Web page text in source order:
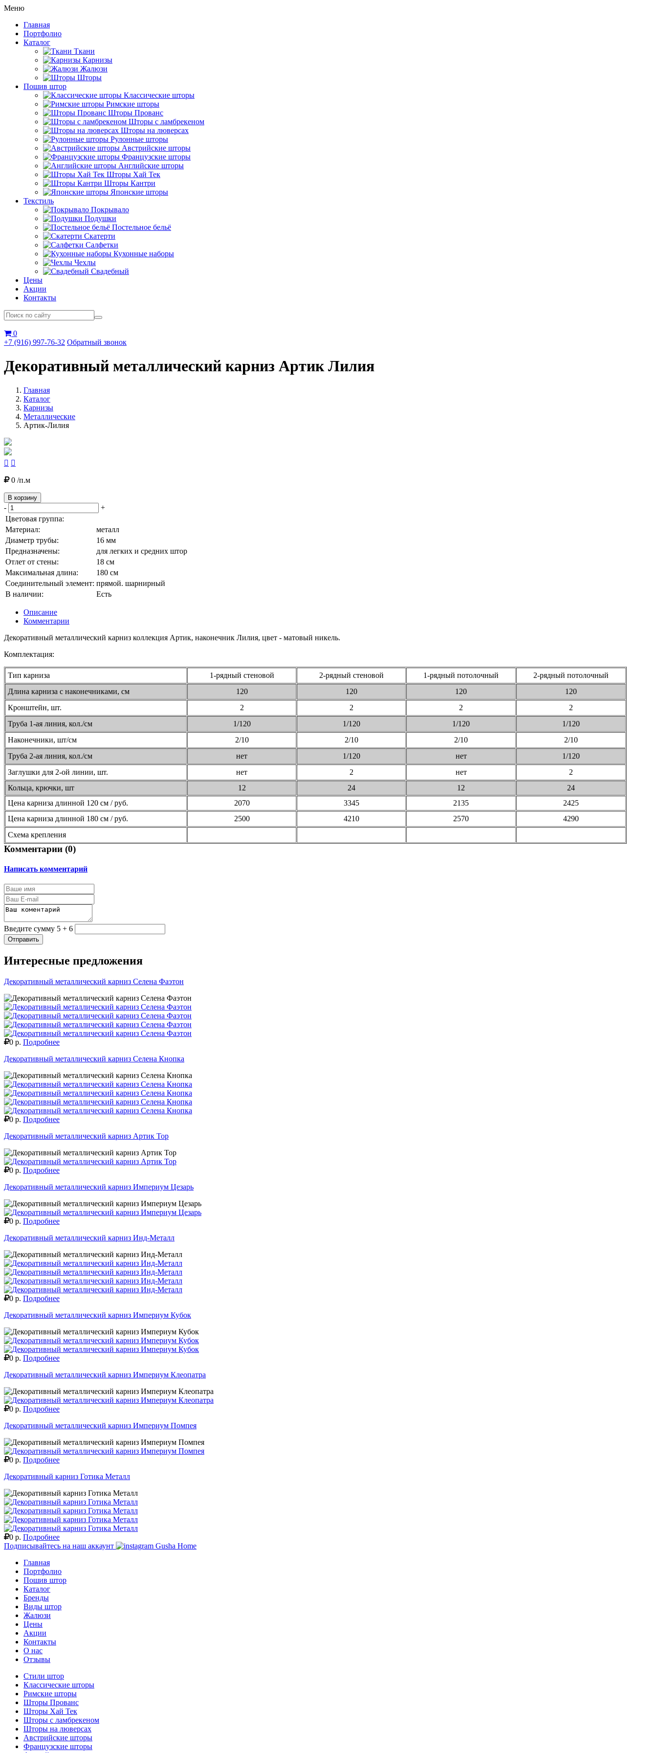
Меню
Главная
Портфолио
Каталог
Ткани
Карнизы
Жалюзи
Шторы
Пошив штор
Классические шторы
Римские шторы
Шторы Прованс
Шторы с ламбрекеном
Шторы на люверсах
Рулонные шторы
Австрийские шторы
Французские шторы
Английские шторы
Шторы Хай Тек
Шторы Кантри
Японские шторы
Текстиль
Покрывало
Подушки
Постельное бельё
Скатерти
Салфетки
Кухонные наборы
Чехлы
Свадебный
Цены
Акции
Контакты
0
+7 (916) 997-76-32 Обратный звонок
Декоративный металлический карниз Артик Лилия
Главная
Каталог
Карнизы
Металлические
Артик-Лилия
 
0 /п.м
В корзину
-
+
Цветовая группа:
Материал:
металл
Диаметр трубы:
16 мм
Предназначены:
для легких и средних штор
Отлет от стены:
18 см
Максимальная длина:
180 см
Соединительный элемент: прямой. шарнирный
В наличии:
Есть
Описание
Комментарии
Декоративный металлический карниз коллекция Артик, наконечник Лилия, цвет - матовый никель.
Комплектация:
Тип карниза 1-рядный стеновой 2-рядный стеновой 1-рядный потолочный
2-рядный потолочный
Длина карниза с наконечниками, см
120 120 120
120
Кронштейн, шт.
2 2 2
2
Труба 1-ая линия, кол./см
1/120 1/120 1/120
1/120
Наконечники, шт/см
2/10 2/10 2/10
2/10
Труба 2-ая линия, кол./см
нет 1/120 нет
1/120
Заглушки для 2-ой линии, шт.
нет 2 нет
2
Кольца, крючки, шт
12 24 12
24
Цена карниза длинной 120 см / руб.
2070 3345 2135
2425
Цена карниза длинной 180 см / руб.
2500 4210 2570
4290
Схема крепления
Комментарии (0)
Написать комментарий
Введите сумму 5 + 6
Отправить
Интересные предложения
Декоративный металлический карниз Селена Фаэтон
0 р. Подробнее
Декоративный металлический карниз Селена Кнопка
0 р. Подробнее
Декоративный металлический карниз Артик Тор
0 р. Подробнее
Декоративный металлический карниз Империум Цезарь
0 р. Подробнее
Декоративный металлический карниз Инд-Металл
0 р. Подробнее
Декоративный металлический карниз Империум Кубок
0 р. Подробнее
Декоративный металлический карниз Империум Клеопатра
0 р. Подробнее
Декоративный металлический карниз Империум Помпея
0 р. Подробнее
Декоративный карниз Готика Металл
0 р. Подробнее
Подписывайтесь на наш аккаунт
Gusha Home
Главная
Портфолио
Пошив штор
Каталог
Бренды
Виды штор
Жалюзи
Цены
Акции
Контакты
О нас
Отзывы
Стили штор
Классические шторы
Римские шторы
Шторы Прованс
Шторы Хай Тек
Шторы с ламбрекеном
Шторы на люверсах
Австрийские шторы
Французские шторы